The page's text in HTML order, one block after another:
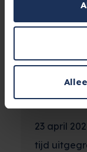
tijdens het
volgen.
Je kunt de op
geplaatste
Op
"We
beter
23 april
tijd